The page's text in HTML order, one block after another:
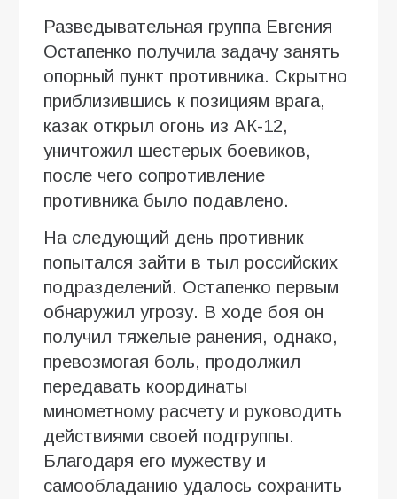
Разведывательная группа Евгения
Остапенко получила задачу занять
опорный пункт противника. Скрытно
приблизившись к позициям врага,
казак открыл огонь из АК-12,
уничтожил шестерых боевиков,
после чего сопротивление
противника было подавлено.
На следующий день противник
попытался зайти в тыл российских
подразделений. Остапенко первым
обнаружил угрозу. В ходе боя он
получил тяжелые ранения, однако,
превозмогая боль, продолжил
передавать координаты
минометному расчету и руководить
действиями своей подгруппы.
Благодаря его мужеству и
самообладанию удалось сохранить